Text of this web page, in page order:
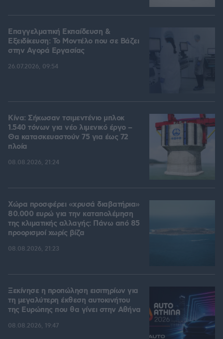
Επαγγελματική Εκπαίδευση &
Εξειδίκευση: Το Mοντέλο που σε Bάζει
στην Aγορά Eργασίας
26.07.2026, 09:54
Κίνα: Σήκωσαν τσιμεντένιο μπλοκ
1.540 τόνων για νέο λιμενικό έργο –
Θα κατασκευαστούν 75 για έως 72
πλοία
08.08.2026, 21:24
Χώρα προσφέρει «χρυσά διαβατήρια»
80.000 ευρώ για την καταπολέμηση
της κλιματικής αλλαγής: Πάνω από 85
προορισμοί χωρίς βίζα
08.08.2026, 21:23
Ξεκίνησε η προπώληση εισιτηρίων για
τη μεγαλύτερη έκθεση αυτοκινήτου
της Ευρώπης που θα γίνει στην Αθήνα
08.08.2026, 19:47